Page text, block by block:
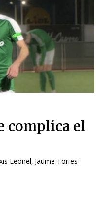
complica el